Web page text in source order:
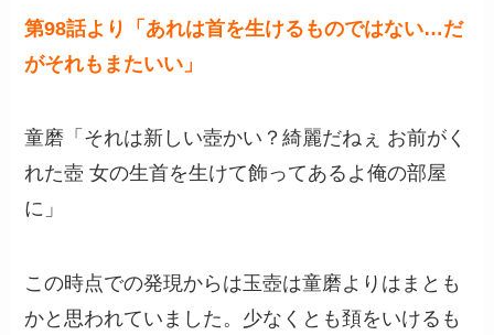
第98話より「あれは首を生けるものではない…だ
がそれもまたいい」
童磨「それは新しい壺かい？綺麗だねぇ お前がく
れた壺 女の生首を生けて飾ってあるよ俺の部屋
に」
この時点での発現からは玉壺は童磨よりはまとも
かと思われていました。少なくとも頚をいけるも